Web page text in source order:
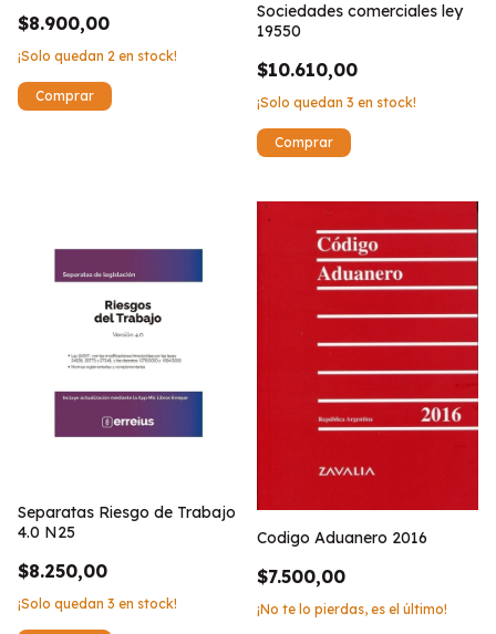
$8.900,00
¡Solo quedan 2 en stock!
Sociedades comerciales ley
19550
$10.610,00
¡Solo quedan 3 en stock!
Separatas Riesgo de Trabajo
4.0 N25
$8.250,00
¡Solo quedan 3 en stock!
Codigo Aduanero 2016
$7.500,00
¡No te lo pierdas, es el último!